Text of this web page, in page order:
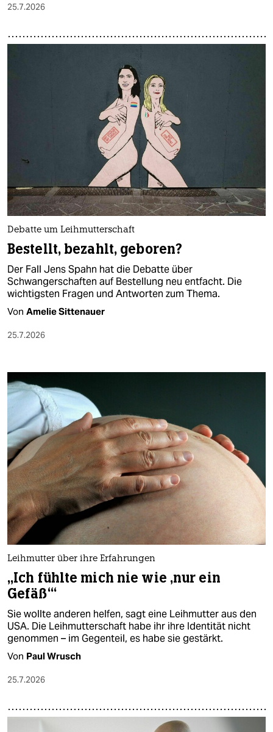
25.7.2026
Debatte um Leihmutterschaft
Bestellt, bezahlt, geboren?
Der Fall Jens Spahn hat die Debatte über
Schwangerschaften auf Bestellung neu entfacht. Die
wichtigsten Fragen und Antworten zum Thema.
Von Amelie Sittenauer
25.7.2026
Leihmutter über ihre Erfahrungen
„Ich fühlte mich nie wie ‚nur ein
Gefäß‘“
Sie wollte anderen helfen, sagt eine Leihmutter aus den
USA. Die Leihmutterschaft habe ihr ihre Identität nicht
genommen – im Gegenteil, es habe sie gestärkt.
Von Paul Wrusch
25.7.2026